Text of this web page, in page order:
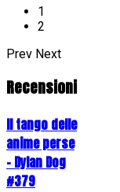
1
2
Prev Next
Recensioni
Il tango delle
anime perse
- Dylan Dog
#379